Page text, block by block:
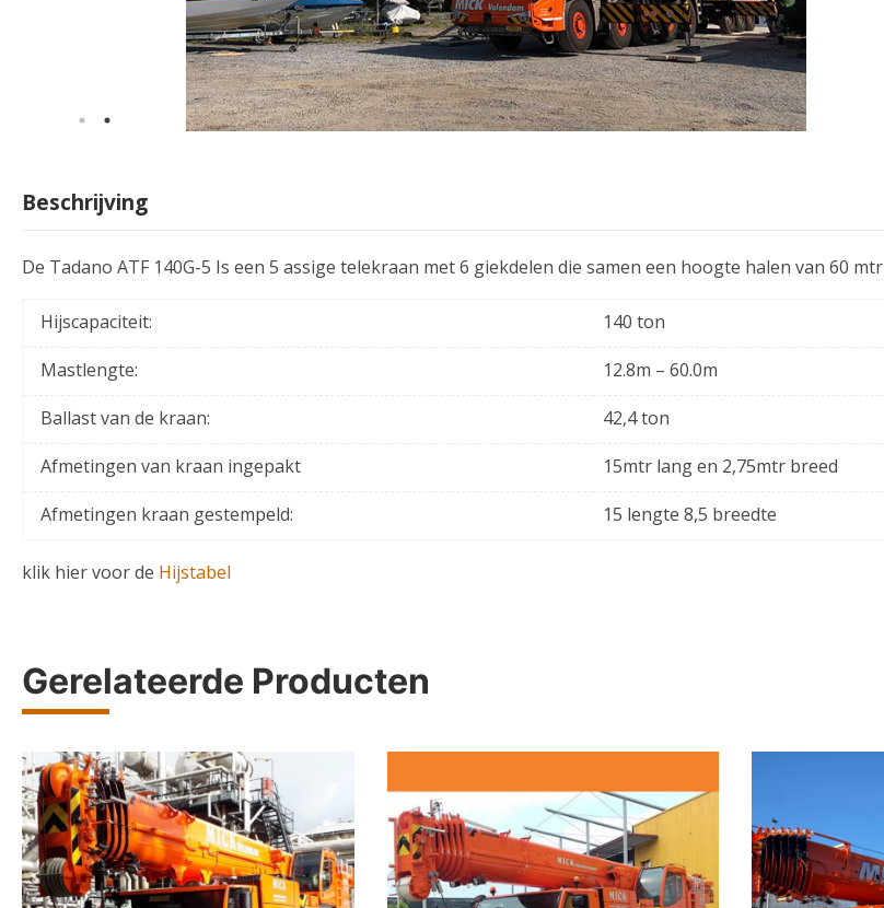
Beschrijving
De Tadano ATF 140G-5 Is een 5 assige telekraan met 6 giekdelen die samen een hoogte halen van 60 mtr
Hijscapaciteit:
140 ton
Mastlengte:
12.8m – 60.0m
Ballast van de kraan:
42,4 ton
Afmetingen van kraan ingepakt
15mtr lang en 2,75mtr breed
Afmetingen kraan gestempeld:
15 lengte 8,5 breedte
klik hier voor de Hijstabel
Gerelateerde Producten